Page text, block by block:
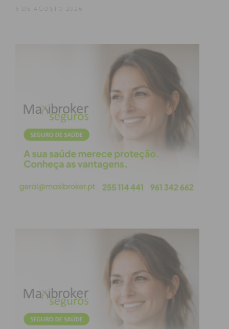
condições
6 DE AGOSTO 2026